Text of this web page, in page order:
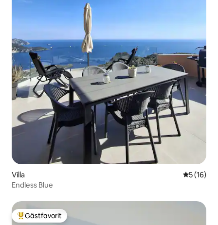
Villa 5 av 5 i
5 (16)
Endless Blue
Populär gästfavorit
Gästfavorit